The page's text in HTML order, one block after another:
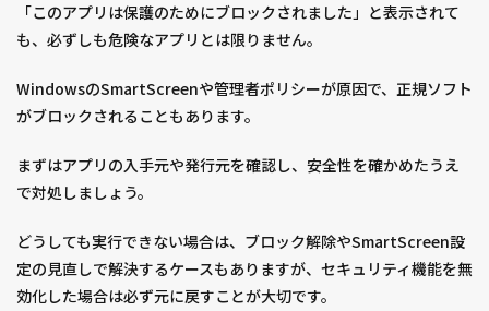
「このアプリは保護のためにブロックされました」と表示されて
も、必ずしも危険なアプリとは限りません。
WindowsのSmartScreenや管理者ポリシーが原因で、正規ソフト
がブロックされることもあります。
まずはアプリの入手元や発行元を確認し、安全性を確かめたうえ
で対処しましょう。
どうしても実行できない場合は、ブロック解除やSmartScreen設
定の見直しで解決するケースもありますが、セキュリティ機能を無
効化した場合は必ず元に戻すことが大切です。